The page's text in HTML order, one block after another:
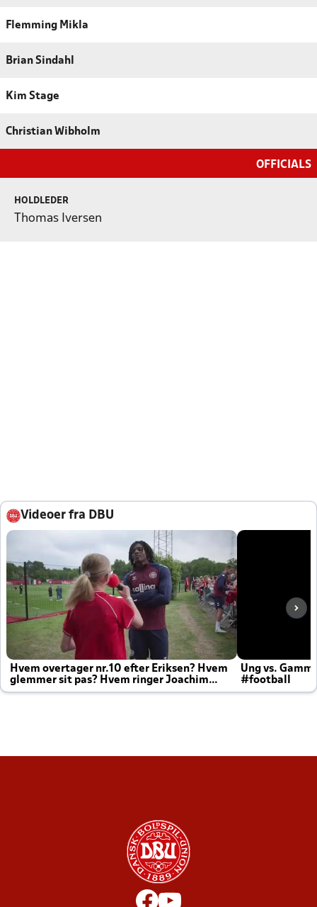
Flemming Mikla
Brian Sindahl
Kim Stage
Christian Wibholm
OFFICIALS
HOLDLEDER
Thomas Iversen
Videoer fra DBU
Hvem overtager nr.10 efter Eriksen? Hvem
glemmer sit pas? Hvem ringer Joachim
altid til efter kampe?
Ung vs.
#football